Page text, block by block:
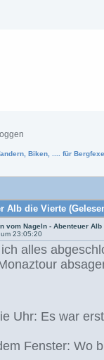
Biken, .... für
Alb die Vierte
vom Nageln - Abenteuer
23:05:20
alles
Uhr: Es war
Fenster: Wo